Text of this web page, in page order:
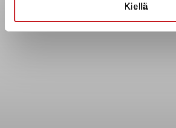
Kiellä
Tietopyyntö